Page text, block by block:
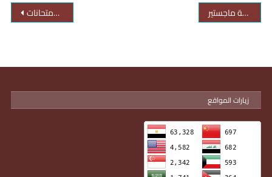
رئيس جامعة أسوان يتفقد انطلاق الامتحانات دعوة مناقشة ماجستير
زيارات المواقع